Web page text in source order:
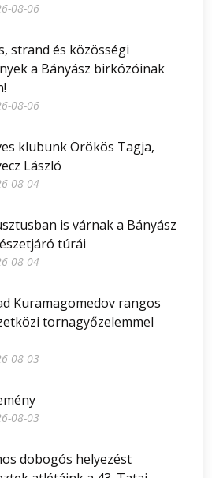
08-06
strand és közösségi
a Bányász birkózóinak
08-06
klubunk Örökös Tagja,
László
08-04
is várnak a Bányász
túrái
08-04
Kuramagomedov rangos
tornagyőzelemmel
08-03
08-03
dobogós helyezést